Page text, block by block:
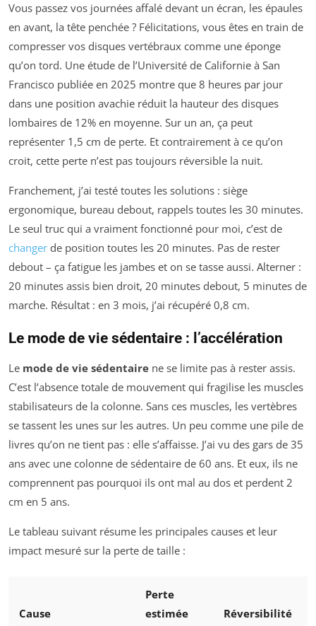
Vous passez vos journées affalé devant un écran, les épaules
en avant, la tête penchée ? Félicitations, vous êtes en train de
compresser vos disques vertébraux comme une éponge
qu’on tord. Une étude de l’Université de Californie à San
Francisco publiée en 2025 montre que 8 heures par jour
dans une position avachie réduit la hauteur des disques
lombaires de 12% en moyenne. Sur un an, ça peut
représenter 1,5 cm de perte. Et contrairement à ce qu’on
croit, cette perte n’est pas toujours réversible la nuit.
Franchement, j’ai testé toutes les solutions : siège
ergonomique, bureau debout, rappels toutes les 30 minutes.
Le seul truc qui a vraiment fonctionné pour moi, c’est de
changer de position toutes les 20 minutes. Pas de rester
debout – ça fatigue les jambes et on se tasse aussi. Alterner :
20 minutes assis bien droit, 20 minutes debout, 5 minutes de
marche. Résultat : en 3 mois, j’ai récupéré 0,8 cm.
Le mode de vie sédentaire : l’accélération
Le mode de vie sédentaire ne se limite pas à rester assis.
C’est l’absence totale de mouvement qui fragilise les muscles
stabilisateurs de la colonne. Sans ces muscles, les vertèbres
se tassent les unes sur les autres. Un peu comme une pile de
livres qu’on ne tient pas : elle s’affaisse. J’ai vu des gars de 35
ans avec une colonne de sédentaire de 60 ans. Et eux, ils ne
comprennent pas pourquoi ils ont mal au dos et perdent 2
cm en 5 ans.
Le tableau suivant résume les principales causes et leur
impact mesuré sur la perte de taille :
Cause
Perte
estimée
Réversibilité